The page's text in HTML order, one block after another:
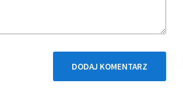
DODAJ KOMENTARZ